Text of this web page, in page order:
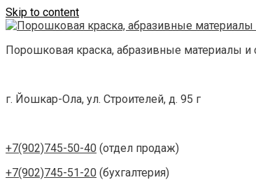
Skip to content
Порошковая краска, абразивные материалы и
г. Йошкар-Ола, ул. Строителей, д. 95 г
+7(902)745-50-40 (отдел продаж)
+7(902)745-51-20 (бухгалтерия)